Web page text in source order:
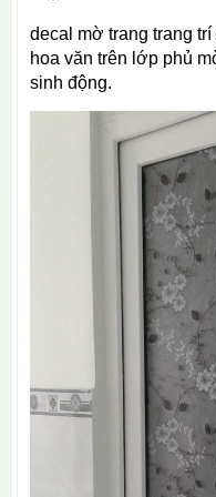
decal mờ trang trang
hoa văn trên lớp phủ
sinh động.